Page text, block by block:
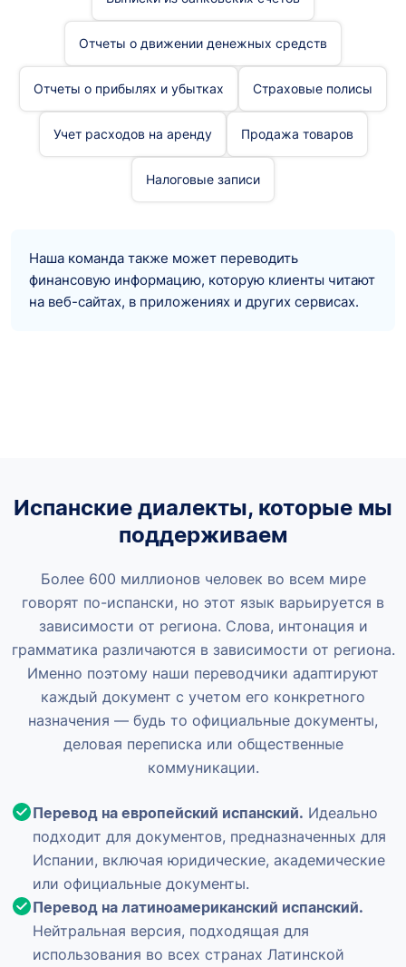
Отчеты о движении денежных средств
Отчеты о прибылях и убытках Страховые полисы
Учет расходов на аренду Продажа товаров
Налоговые записи
Наша команда также может переводить
финансовую информацию, которую клиенты читают
на веб-сайтах, в приложениях и других сервисах.
Испанские диалекты, которые мы
поддерживаем
Более 600 миллионов человек во всем мире
говорят по-испански, но этот язык варьируется в
зависимости от региона. Слова, интонация и
грамматика различаются в зависимости от региона.
Именно поэтому наши переводчики адаптируют
каждый документ с учетом его конкретного
назначения — будь то официальные документы,
деловая переписка или общественные
коммуникации.
Перевод на европейский испанский. Идеально
подходит для документов, предназначенных для
Испании, включая юридические, академические
или официальные документы.
Перевод на латиноамериканский испанский.
Нейтральная версия, подходящая для
использования во всех странах Латинской